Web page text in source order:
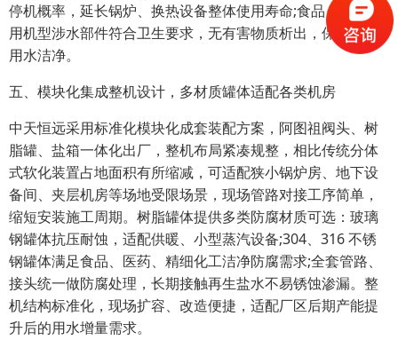
停机概率，延长锅炉、换热设备整体使用寿命;食品、医药专
用机型涉水部件符合卫生要求，无有害物质析出，保障工艺
用水洁净。
五、模块化集成整机设计，多材质罐体适配各类机房
中天恒远采用标准化模块化成套装配方案，阿图祖阀头、树
脂罐、盐箱一体化出厂，整机布局紧凑规整，相比传统分体
式软化装置占地面积有所缩减，可适配狭小锅炉房、地下设
备间、夹层机房等场地受限场景，现场管路对接工序简单，
缩短安装施工周期。树脂罐体提供多类防腐材质可选：玻璃
钢罐体抗压耐蚀，适配供暖、小型蒸汽设备;304、316 不锈
钢罐体满足食品、医药、精细化工洁净防腐需求;全套管路、
接头统一做防腐处理，长期接触再生盐水不易锈蚀渗漏。整
机结构标准化，现场扩容、改造便捷，适配厂区后期产能提
升后的用水增量需求。